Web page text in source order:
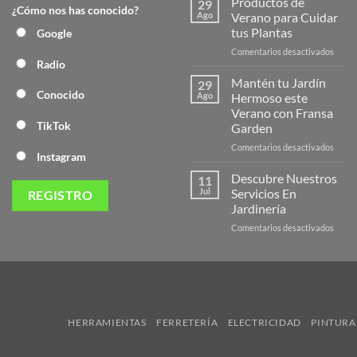
¿Cómo nos has conocido?
Google
Radio
Conocido
TikTok
Instagram
Página
29
Ago
Verano para Cuidar
tus Plantas
Comentarios desactivados
29
Ago
Mantén tu Jardín
Hermoso este
Verano con Fransa
Garden
Comentarios desactivados
11
Jul
Descubre Nuestros
Servicios En
Jardinería
Comentarios desactivados
HERRAMIENTAS FERRETERÍA ELECTRICIDAD